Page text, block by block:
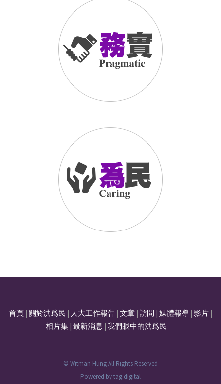
首頁 | 關於洪爲民 | 人大工作報告 | 文章 | 訪問 | 媒體報導 | 影片 |
相片集| 最新消息 | 我們眼中的洪爲民
© Witman Hung All Rights Reserved
Powered bytag.digital